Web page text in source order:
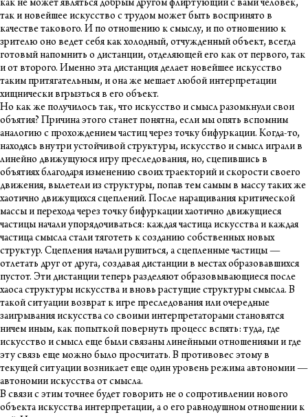
как не может являться добрым другом флиртующий с вами человек,
так и новейшее искусство с трудом может быть воспринято в
качестве такового. И по отношению к смыслу, и по отношению к
зрителю оно ведет себя как холодный, отчужденный объект, всегда
готовый напомнить о дистанции, отделяющей его как от первого, так
и от второго. Именно эта дистанция делает новейшее искусство
таким притягательным, и она же мешает любой интерпретации
хищнически вгрызться в его объект.
Но как же получилось так, что искусство и смысл разомкнули свои
объятия? Причина этого станет понятна, если мы опять вспомним
аналогию с прохождением частиц через точку бифуркации. Когда-то,
находясь внутри устойчивой структуры, искусство и смысл играли в
линейно движущуюся игру преследования, но, сцепившись в
объятиях благодаря изменению своих траекторий и скорости своего
движения, вылетели из структуры, попав тем самым в массу таких же
хаотично движущихся сцеплений. После наращивания критической
массы и перехода через точку бифуркации хаотично движущиеся
частицы начали упорядочиваться: каждая частица искусства и каждая
частица смысла стали тяготеть к созданию собственных новых
структур. Сцепления начали рушиться, а сцепленные частицы —
отлетать друг от друга, создавая дистанции в местах образовавшихся
пустот. Эти дистанции теперь разделяют образовывающиеся после
хаоса структуры искусства и вновь растущие структуры смысла. В
такой ситуации возврат к игре преследования или очередные
заигрывания искусства со своими интерпретаторами становятся
ничем иным, как попыткой повернуть процесс вспять: туда, где
искусство и смысл еще были связаны линейными отношениями и где
эту связь еще можно было просчитать. В противовес этому в
текущей ситуации возникает еще один уровень режима автономии —
автономии искусства от смысла.
В связи с этим точнее будет говорить не о сопротивлении нового
объекта искусства интерпретации, а о его равнодушном отношении к